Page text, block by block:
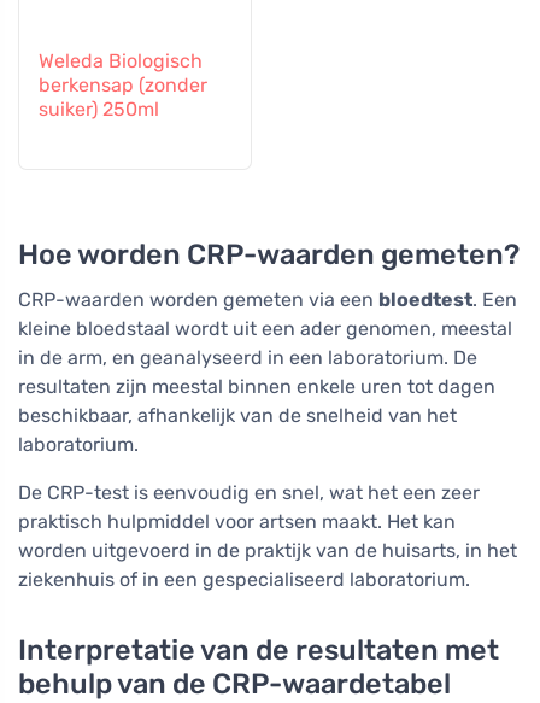
Weleda Biologisch
berkensap (zonder
suiker) 250ml
Hoe worden CRP-waarden gemeten?
CRP-waarden worden gemeten via een bloedtest. Een
kleine bloedstaal wordt uit een ader genomen, meestal
in de arm, en geanalyseerd in een laboratorium. De
resultaten zijn meestal binnen enkele uren tot dagen
beschikbaar, afhankelijk van de snelheid van het
laboratorium.
De CRP-test is eenvoudig en snel, wat het een zeer
praktisch hulpmiddel voor artsen maakt. Het kan
worden uitgevoerd in de praktijk van de huisarts, in het
ziekenhuis of in een gespecialiseerd laboratorium.
Interpretatie van de resultaten met
behulp van de CRP-waardetabel